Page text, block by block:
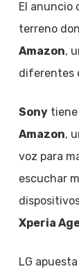
El anuncio
terreno
Amazon,
diferentes
Sonytiene
Amazon,
voz para
escuchar
Xperia
LG